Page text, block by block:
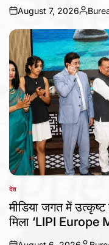
on
August 7, 2026
Posted
by
POSTED
IN
देश
मीडिया जगत में
मिला ‘LIPI